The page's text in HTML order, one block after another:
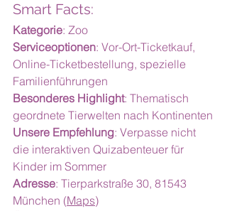
Smart Facts:
Kategorie: Zoo
Serviceoptionen: Vor-Ort-Ticketkauf,
Online-Ticketbestellung, spezielle
Familienführungen
Besonderes Highlight: Thematisch
geordnete Tierwelten nach Kontinenten
Unsere Empfehlung: Verpasse nicht
die interaktiven Quizabenteuer für
Kinder im Sommer
Adresse: Tierparkstraße 30, 81543
München (Maps)